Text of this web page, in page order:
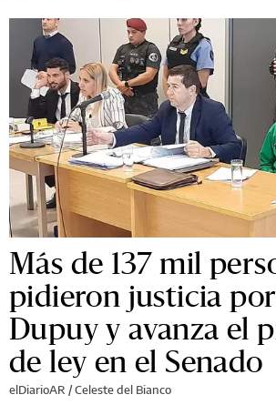
Más de 137 mil
pidieron justicia
Dupuy y avanza el
de ley en el Senado
elDiarioAR /Celeste del Bianco